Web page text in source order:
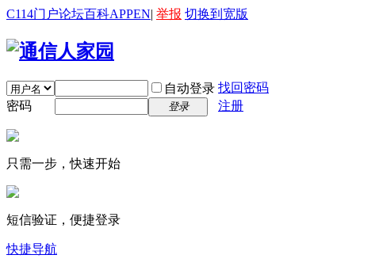
C114门户论坛百科APPEN| 举报 切换到宽版
自动登录 找回密码
密码
登录 注册
只需一步，快速开始
短信验证，便捷登录
快捷导航